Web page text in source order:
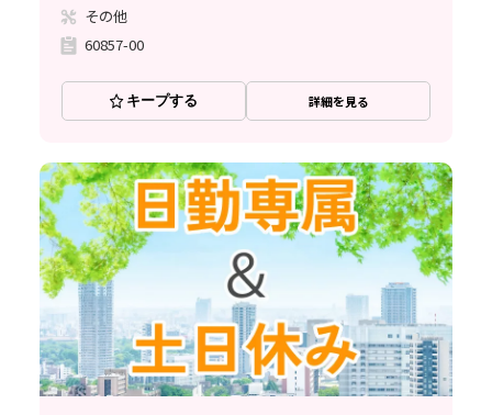
その他
60857-00
キープする 詳細を見る